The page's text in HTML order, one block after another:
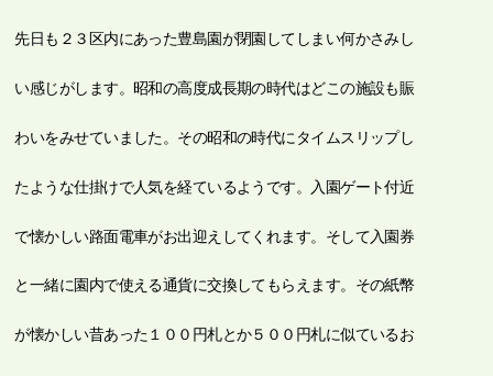
先日も２３区内にあった豊島園が閉園してしまい何かさみし
い感じがします。昭和の高度成長期の時代はどこの施設も賑
わいをみせていました。その昭和の時代にタイムスリップし
たような仕掛けで人気を経ているようです。入園ゲート付近
で懐かしい路面電車がお出迎えしてくれます。そして入園券
と一緒に園内で使える通貨に交換してもらえます。その紙幣
が懐かしい昔あった１００円札とか５００円札に似ているお